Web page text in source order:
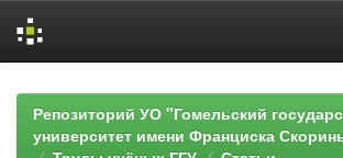
navigationРепозиторий УО "Гомельский
университет имени Франциска